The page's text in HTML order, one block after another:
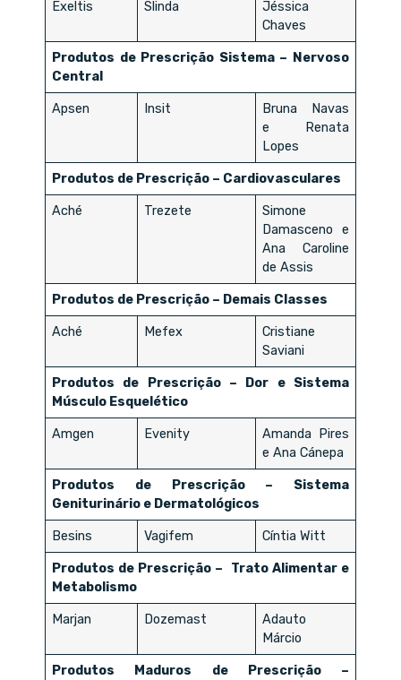
Exeltis Slinda
Jéssica
Chaves
Produtos de Prescrição Sistema – Nervoso
Central
Apsen Insit
Bruna Navas
e Renata
Lopes
Produtos de Prescrição – Cardiovasculares
Aché Trezete
Simone
Damasceno e
Ana Caroline
de Assis
Produtos de Prescrição – Demais Classes
Aché Mefex
Cristiane
Saviani
Produtos de Prescrição – Dor e Sistema
Músculo Esquelético
Amgen Evenity
Amanda Pires
e Ana Cánepa
Produtos de Prescrição – Sistema
Geniturinário e Dermatológicos
Besins Vagifem Cíntia Witt
Produtos de Prescrição – Trato Alimentar e
Metabolismo
Marjan Dozemast
Adauto
Márcio
Produtos Maduros de Prescrição –